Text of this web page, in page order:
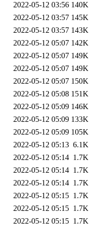
2022-05-12 03:56 140K
2022-05-12 03:57 145K
2022-05-12 03:57 143K
2022-05-12 05:07 142K
2022-05-12 05:07 149K
2022-05-12 05:07 149K
2022-05-12 05:07 150K
2022-05-12 05:08 151K
2022-05-12 05:09 146K
2022-05-12 05:09 133K
2022-05-12 05:09 105K
2022-05-12 05:13 6.1K
2022-05-12 05:14 1.7K
2022-05-12 05:14 1.7K
2022-05-12 05:14 1.7K
2022-05-12 05:15 1.7K
2022-05-12 05:15 1.7K
2022-05-12 05:15 1.7K